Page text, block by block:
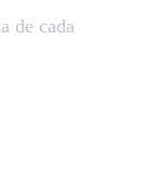
de cada